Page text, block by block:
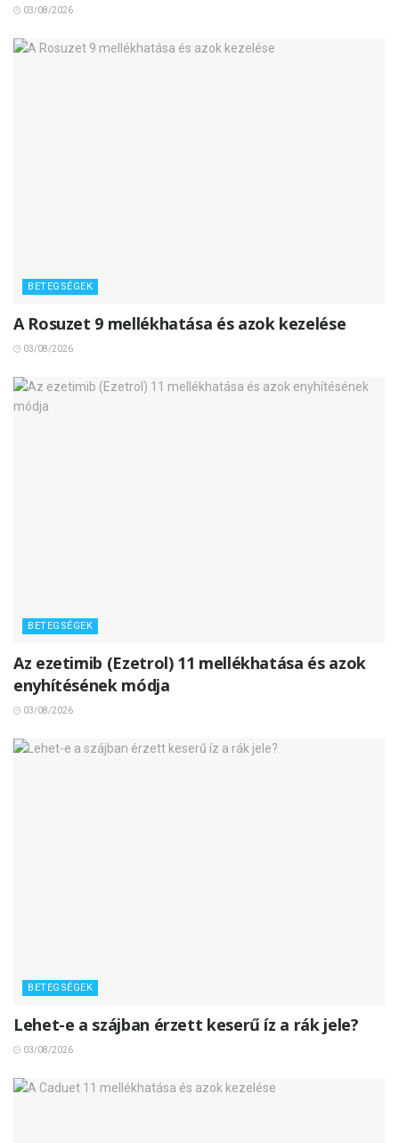
03/08/2026
BETEGSÉGEK
A Rosuzet 9 mellékhatása és azok kezelése
03/08/2026
BETEGSÉGEK
Az ezetimib (Ezetrol) 11 mellékhatása és azok
enyhítésének módja
03/08/2026
BETEGSÉGEK
Lehet-e a szájban érzett keserű íz a rák jele?
03/08/2026